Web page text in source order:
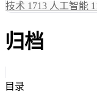
技术 1713 人工智能
归档
目录